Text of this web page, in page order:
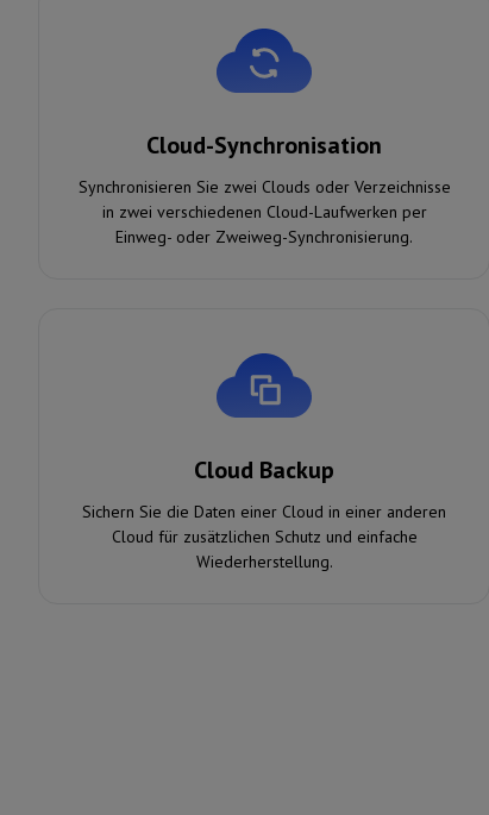
Cloud-Synchronisation
Synchronisieren Sie zwei Clouds oder Verzeichnisse
in zwei verschiedenen Cloud-Laufwerken per
Einweg- oder Zweiweg-Synchronisierung.
Cloud Backup
Sichern Sie die Daten einer Cloud in einer anderen
Cloud für zusätzlichen Schutz und einfache
Wiederherstellung.